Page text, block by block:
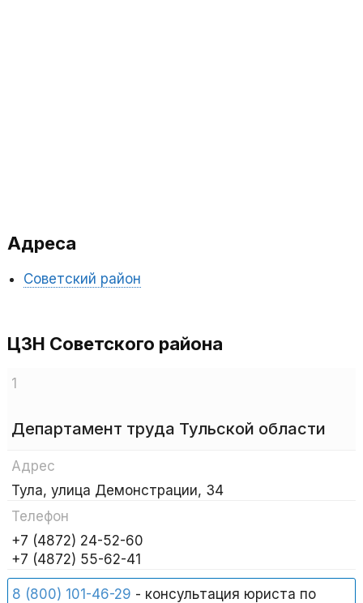
Адреса
Советский район
ЦЗН Советского района
1
Департамент труда Тульской области
Адрес
Тула, улица Демонстрации, 34
Телефон
+7 (4872) 24-52-60
+7 (4872) 55-62-41
8 (800) 101-46-29 - консультация юриста по